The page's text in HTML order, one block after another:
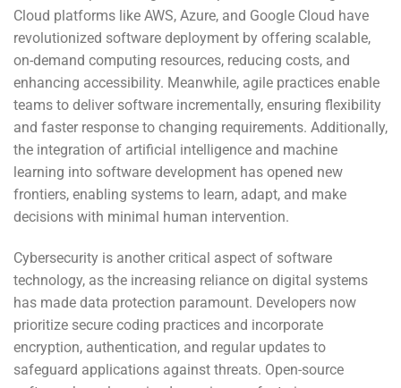
Cloud platforms like AWS, Azure, and Google Cloud have
revolutionized software deployment by offering scalable,
on-demand computing resources, reducing costs, and
enhancing accessibility. Meanwhile, agile practices enable
teams to deliver software incrementally, ensuring flexibility
and faster response to changing requirements. Additionally,
the integration of artificial intelligence and machine
learning into software development has opened new
frontiers, enabling systems to learn, adapt, and make
decisions with minimal human intervention.
Cybersecurity is another critical aspect of software
technology, as the increasing reliance on digital systems
has made data protection paramount. Developers now
prioritize secure coding practices and incorporate
encryption, authentication, and regular updates to
safeguard applications against threats. Open-source